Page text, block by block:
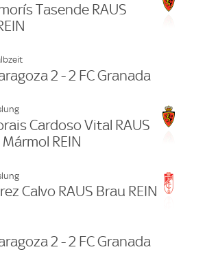
Tasende RAUS
2 - 2 FC Granada
Cardoso Vital RAUS
REIN
Calvo RAUS Brau REIN
2 - 2 FC Granada